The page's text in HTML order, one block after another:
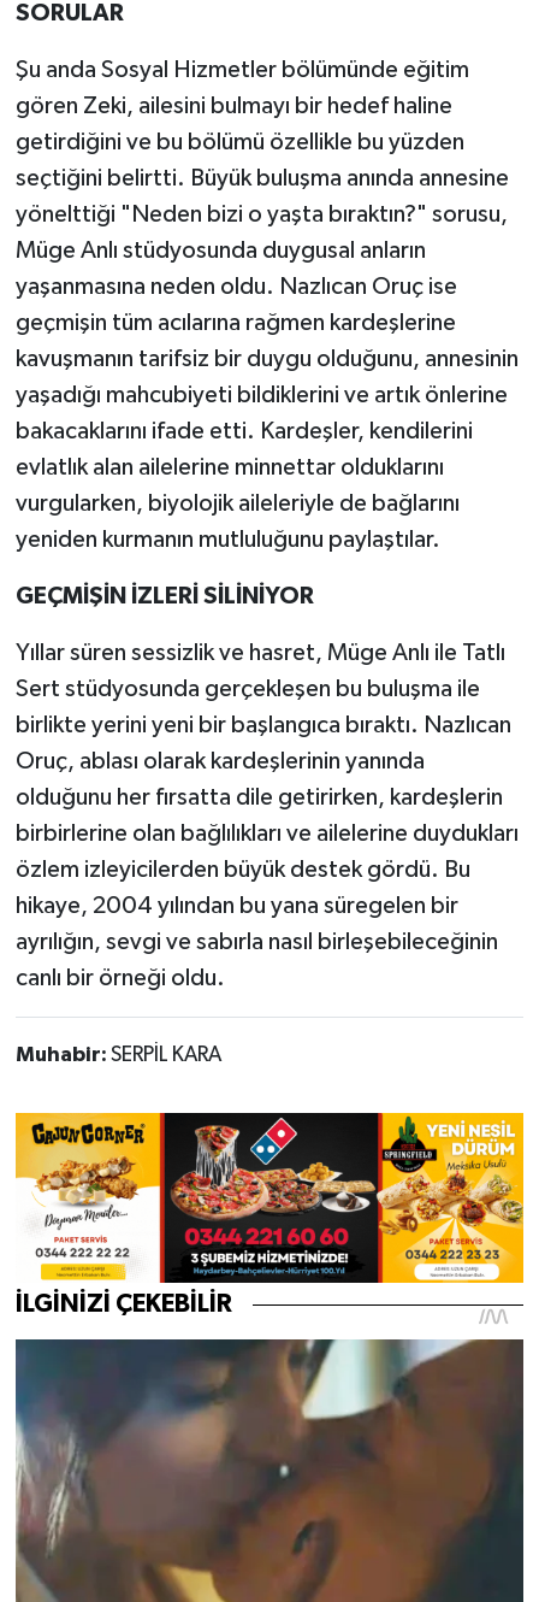
SORULAR
Şu anda Sosyal Hizmetler bölümünde eğitim
gören Zeki, ailesini bulmayı bir hedef haline
getirdiğini ve bu bölümü özellikle bu yüzden
seçtiğini belirtti. Büyük buluşma anında annesine
yönelttiği "Neden bizi o yaşta bıraktın?" sorusu,
Müge Anlı stüdyosunda duygusal anların
yaşanmasına neden oldu. Nazlıcan Oruç ise
geçmişin tüm acılarına rağmen kardeşlerine
kavuşmanın tarifsiz bir duygu olduğunu, annesinin
yaşadığı mahcubiyeti bildiklerini ve artık önlerine
bakacaklarını ifade etti. Kardeşler, kendilerini
evlatlık alan ailelerine minnettar olduklarını
vurgularken, biyolojik aileleriyle de bağlarını
yeniden kurmanın mutluluğunu paylaştılar.
GEÇMİŞİN İZLERİ SİLİNİYOR
Yıllar süren sessizlik ve hasret, Müge Anlı ile Tatlı
Sert stüdyosunda gerçekleşen bu buluşma ile
birlikte yerini yeni bir başlangıca bıraktı. Nazlıcan
Oruç, ablası olarak kardeşlerinin yanında
olduğunu her fırsatta dile getirirken, kardeşlerin
birbirlerine olan bağlılıkları ve ailelerine duydukları
özlem izleyicilerden büyük destek gördü. Bu
hikaye, 2004 yılından bu yana süregelen bir
ayrılığın, sevgi ve sabırla nasıl birleşebileceğinin
canlı bir örneği oldu.
Muhabir: SERPİL KARA